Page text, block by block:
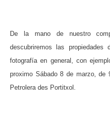
De la mano de nuestro
descubriremos las
fotografía en general, con
proximo Sábado 8 de marzo,
Petrolera des Portitxol.